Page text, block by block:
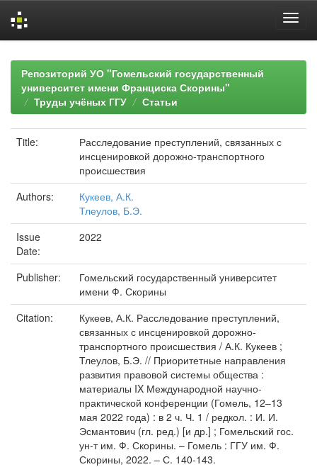
navigationРепозиторий УО "Гомельский государственный
университет имени Франциска Скорины"
Труды учёных ГГУ
Статьи
Title:
Расследование преступлений, связанных с
инсценировкой дорожно-транспортного
происшествия
Authors:
Кукеев, А.К.
Тлеулов, Б.Э.
Issue
Date:
2022
Publisher:
Гомельский государственный университет
имени Ф. Скорины
Citation:
Кукеев, А.К. Расследование преступлений,
связанных с инсценировкой дорожно-
транспортного происшествия / А.К. Кукеев ;
Тлеулов, Б.Э. // Приоритетные направления
развития правовой системы общества :
материалы IX Международной научно-
практической конференции (Гомель, 12–13
мая 2022 года) : в 2 ч. Ч. 1 / редкол. : И. И.
Эсмантович (гл. ред.) [и др.] ; Гомельский гос.
ун-т им. Ф. Скорины. – Гомель : ГГУ им. Ф.
Скорины, 2022. – С. 140-143.